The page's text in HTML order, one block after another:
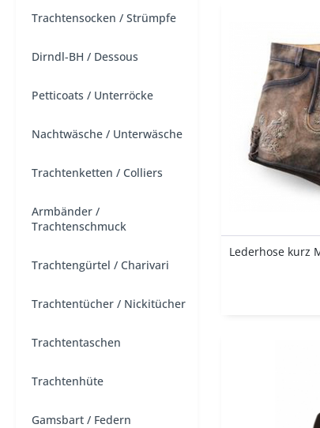
Trachtensocken / Strümpfe
Dirndl-BH / Dessous
Petticoats / Unterröcke
Nachtwäsche / Unterwäsche
Trachtenketten / Colliers
Armbänder /
Trachtenschmuck
Trachtengürtel / Charivari
Trachtentücher / Nickitücher
Trachtentaschen
Trachtenhüte
Gamsbart / Federn